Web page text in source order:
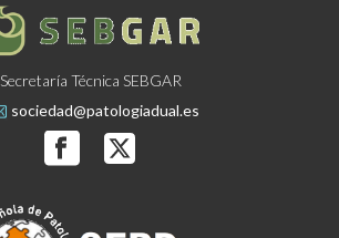
Secretaría Técnica SEBGAR
sociedad@patologiadual.es